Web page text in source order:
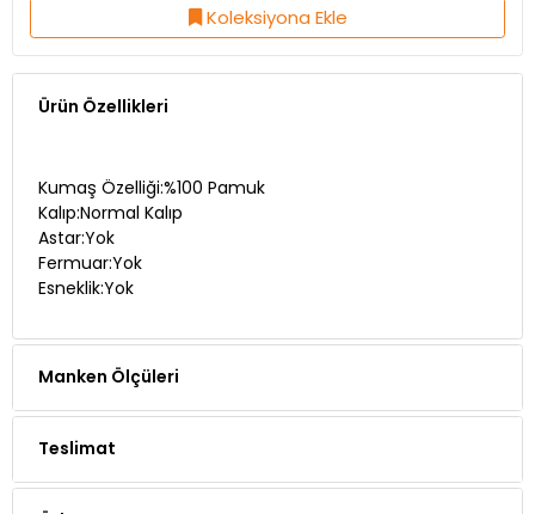
Ürün Özellikleri
Kalıp:Normal Kalıp
Astar:Yok
Fermuar:Yok
Esneklik:Yok
Manken Ölçüleri
Teslimat
Ödeme